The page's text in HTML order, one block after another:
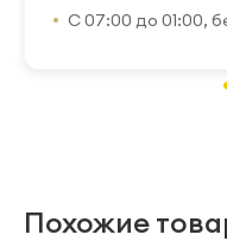
С 07:00 до 01:00,
Похожие